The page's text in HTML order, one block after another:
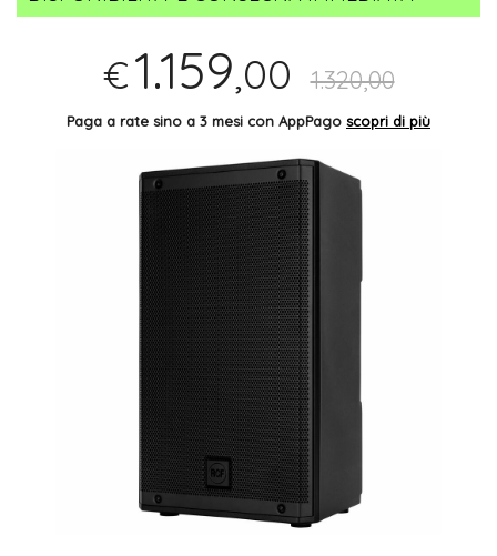
€1.159,00 1.320,00
Paga a rate sino a 3 mesi con AppPago scopri di più